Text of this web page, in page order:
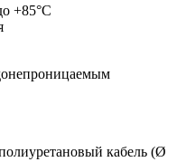
+85°C
кабель (Ø